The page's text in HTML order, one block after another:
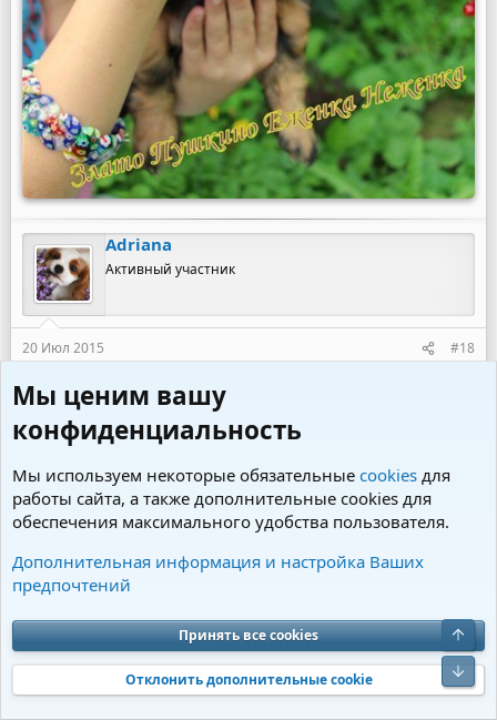
Adriana
Активный участник
20 Июл 2015 #18
Какие щечки у девочек
очень красиво!!! Серьезные такие получились,
наверно думали на паспорт фотографируют
Natacha
Активный участник
20 Июл 2015
Эльвира, очень красивые фотографии. А девочки
прямо гордячки, знают какие они принцессы
Мы ценим вашу
конфиденциальность
Мы используем некоторые обязательные cookies для
работы сайта, а также дополнительные cookies для
обеспечения максимального удобства пользователя.
Дополнительная информация и настройка Ваших
предпочтений
Принять все cookies
Отклонить дополнительные cookie